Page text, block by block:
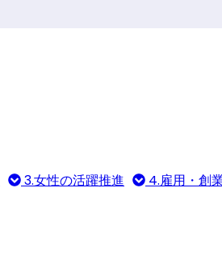
3.女性の活躍推進 4.雇用・創